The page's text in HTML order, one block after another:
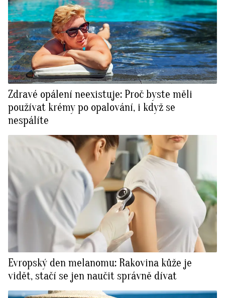
Zdravé opálení neexistuje: Proč byste měli
používat krémy po opalování, i když se
nespálíte
Evropský den melanomu: Rakovina kůže je
vidět, stačí se jen naučit správně dívat